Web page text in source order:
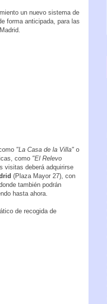
un nuevo sistema de
forma anticipada, para las
"La Casa de la Villa" o
como "El Relevo
visitas deberá adquirirse
(Plaza Mayor 27), con
también podrán
hasta ahora.
de recogida de